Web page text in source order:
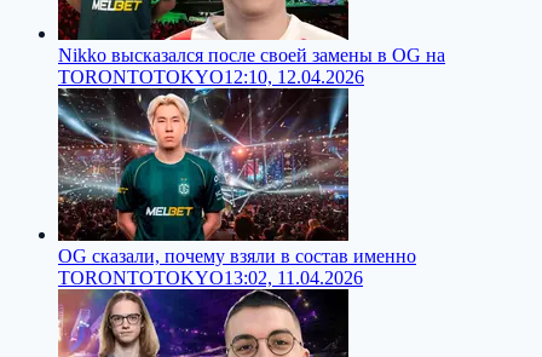
Nikko высказался после своей замены в OG на
TORONTOTOKYO12:10, 12.04.2026
OG сказали, почему взяли в состав именно
TORONTOTOKYO13:02, 11.04.2026